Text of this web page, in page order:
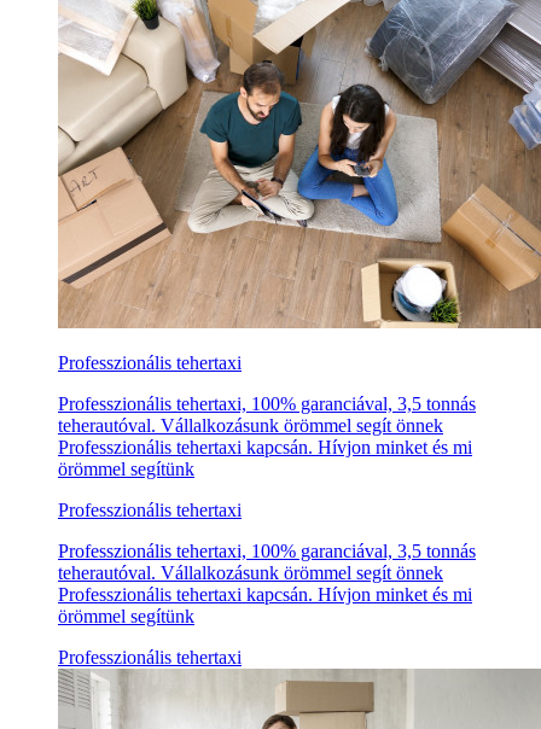
Professzionális tehertaxi
Professzionális tehertaxi, 100% garanciával, 3,5 tonnás
teherautóval. Vállalkozásunk örömmel segít önnek
Professzionális tehertaxi kapcsán. Hívjon minket és mi
örömmel segítünk
Professzionális tehertaxi
Professzionális tehertaxi, 100% garanciával, 3,5 tonnás
teherautóval. Vállalkozásunk örömmel segít önnek
Professzionális tehertaxi kapcsán. Hívjon minket és mi
örömmel segítünk
Professzionális tehertaxi